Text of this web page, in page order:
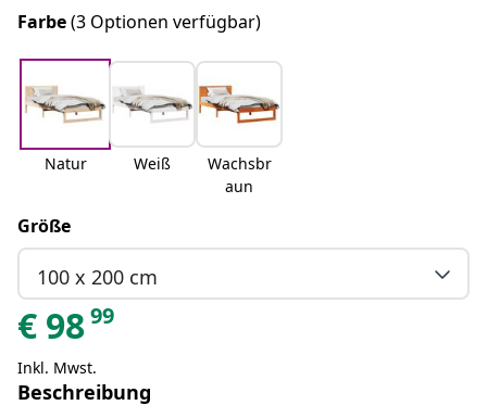
Farbe(3 Optionen verfügbar)
Natur Weiß
Wachsbr
aun
Größe
100 x 200 cm
€ 9899
Inkl. Mwst.
Beschreibung